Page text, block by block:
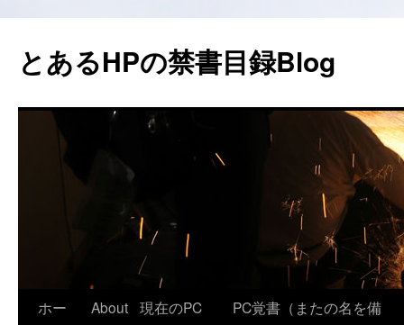
テ
ン
へ
とあるHPの禁書目録Blog
ホー
About 現在のPC
PC覚書（またの名を備